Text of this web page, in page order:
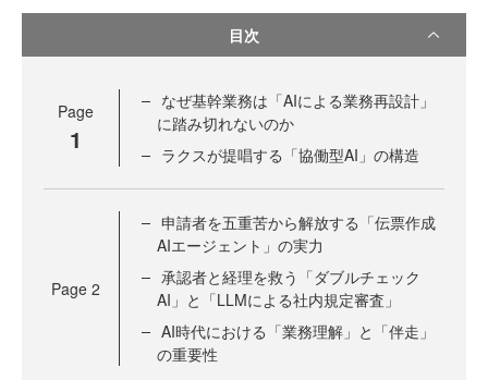
目次
Page
1
なぜ基幹業務は「AIによる業務再設計」
に踏み切れないのか
ラクスが提唱する「協働型AI」の構造
Page 2
申請者を五重苦から解放する「伝票作成
AIエージェント」の実力
承認者と経理を救う「ダブルチェック
AI」と「LLMによる社内規定審査」
AI時代における「業務理解」と「伴走」
の重要性